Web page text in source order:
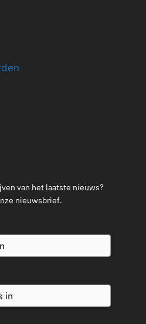
van het laatste nieuws?
nieuwsbrief.